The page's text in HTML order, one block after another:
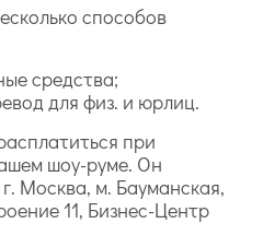
способов
средства;
для физ. и юрлиц.
при
шоу-руме. Он
Москва, м. Бауманская,
11, Бизнес-Центр